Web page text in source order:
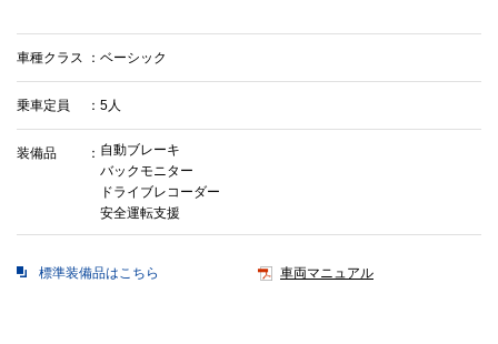
車種クラス ベーシック
乗車定員 5人
装備品
自動ブレーキ
バックモニター
ドライブレコーダー
安全運転支援
標準装備品はこちら 車両マニュアル